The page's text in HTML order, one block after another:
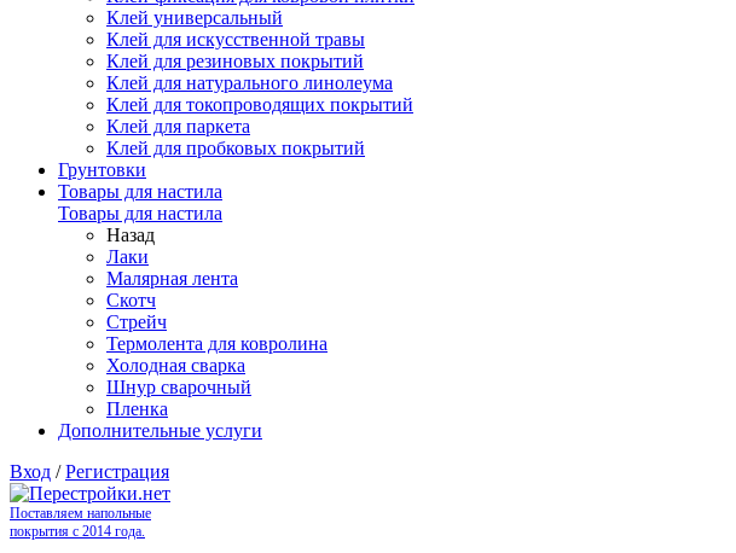
Клей универсальный
Клей для искусственной травы
Клей для резиновых покрытий
Клей для натурального линолеума
Клей для токопроводящих покрытий
Клей для паркета
Клей для пробковых покрытий
Грунтовки
Товары для настила
Товары для настила
Назад
Лаки
Малярная лента
Скотч
Стрейч
Термолента для ковролина
Холодная сварка
Шнур сварочный
Пленка
Дополнительные услуги
Вход /Регистрация
Поставляем напольные
покрытия с 2014 года.